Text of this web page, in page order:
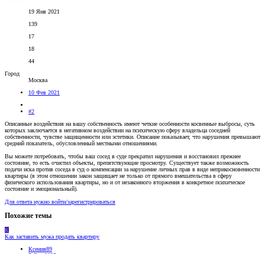
19 Янв 2021
139
17
18
44
Город
Москва
10 Фев 2021
#2
Описанные воздействия на вашу собственность имеют четкие особенности косвенные выбросы, суть
которых заключается в негативном воздействии на психическую сферу владельца соседней
собственности, чувстве защищенности или эстетики. Описание показывает, что нарушения превышают
средний показатель, обусловленный местными отношениями.
Вы можете потребовать, чтобы ваш сосед в суде прекратил нарушения и восстановил прежнее
состояние, то есть очистил объекты, препятствующие просмотру. Существует также возможность
подачи иска против соседа в суд о компенсации за нарушение личных прав в виде неприкосновенности
квартиры (в этом отношении закон защищает не только от прямого вмешательства в сферу
физического использования квартиры, но и от незаконного вторжения в конкретное психическое
состояние и эмоциональный).
Для ответа нужно войти/зарегистрироваться
Похожие темы
К
Как заставить мужа продать квартиру
Ксения89